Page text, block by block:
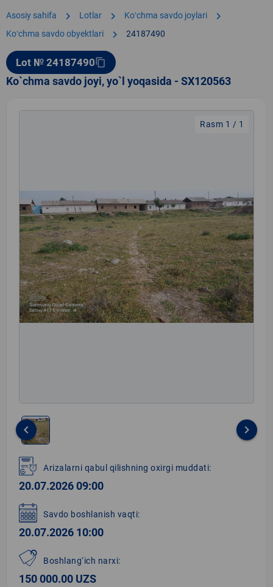
Asosiy sahifa chevron_right Lotlar chevron_right Koʻchma savdo joylari chevron_right
Koʻchma savdo obyektlari chevron_right 24187490
Lot № 24187490content_copy
Ko`chma savdo joyi, yo`l yoqasida - SX120563
Rasm 1 / 1
1
of
1
keyboard_arrow_left keyboard_arrow_right
Arizalarni qabul qilishning oxirgi muddati:
20.07.2026 09:00
Savdo boshlanish vaqti:
20.07.2026 10:00
Boshlang‘ich narxi:
150 000.00 UZS